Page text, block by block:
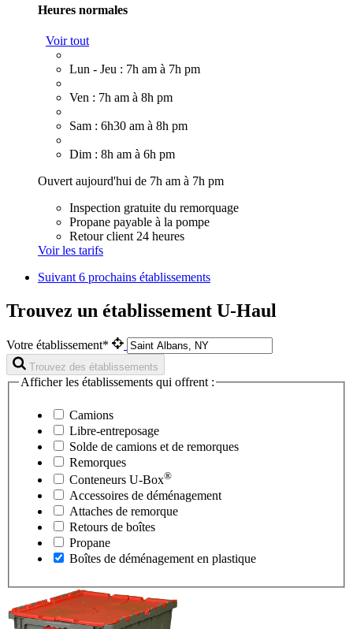
Heures normales
Voir tout
Lun - Jeu : 7h am à 7h pm
Ven : 7h am à 8h pm
Sam : 6h30 am à 8h pm
Dim : 8h am à 6h pm
Ouvert aujourd'hui de 7h am à 7h pm
Inspection gratuite du remorquage
Propane payable à la pompe
Retour client 24 heures
Voir les tarifs
Suivant6 prochains établissements
Trouvez un établissement U-Haul
Votre établissement*
Trouvez des établissements
Afficher les établissements qui offrent :
Camions
Libre-entreposage
Solde de camions et de remorques
Remorques
Conteneurs U-Box®
Accessoires de déménagement
Attaches de remorque
Retours de boîtes
Propane
Boîtes de déménagement en plastique